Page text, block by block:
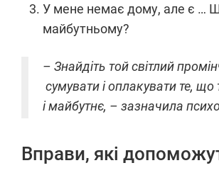
У мене немає дому, але є …
майбутньому?
– Знайдіть той світлий
сумувати і оплакувати те,
і майбутнє, – зазначила
Вправи, які